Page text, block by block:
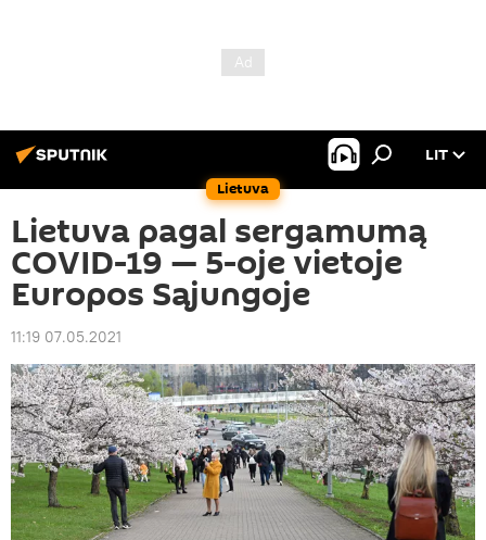
Lietuva
LIT
Lietuva pagal sergamumą
COVID-19 — 5-oje vietoje
Europos Sąjungoje
11:19 07.05.2021